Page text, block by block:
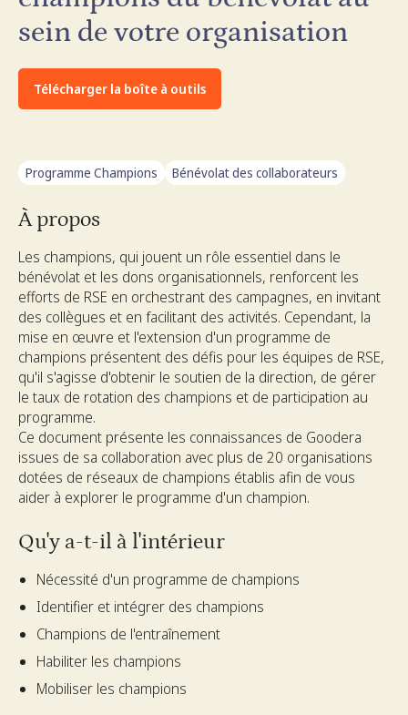
sein de votre organisation
Télécharger la boîte à outils
Programme Champions Bénévolat des collaborateurs
À propos
Les champions, qui jouent un rôle essentiel dans le
bénévolat et les dons organisationnels, renforcent les
efforts de RSE en orchestrant des campagnes, en invitant
des collègues et en facilitant des activités. Cependant, la
mise en œuvre et l'extension d'un programme de
champions présentent des défis pour les équipes de RSE,
qu'il s'agisse d'obtenir le soutien de la direction, de gérer
le taux de rotation des champions et de participation au
programme.
Ce document présente les connaissances de Goodera
issues de sa collaboration avec plus de 20 organisations
dotées de réseaux de champions établis afin de vous
aider à explorer le programme d'un champion.
Qu'y a-t-il à l'intérieur
Nécessité d'un programme de champions
Identifier et intégrer des champions
Champions de l'entraînement
Habiliter les champions
Mobiliser les champions